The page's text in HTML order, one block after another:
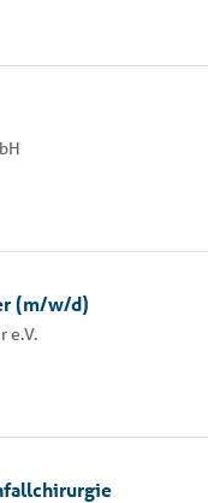
(m/w/d)
e.V.